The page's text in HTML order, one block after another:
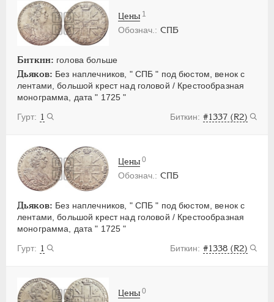
СПБ
Биткин: голова больше
Дьяков: Без наплечников, " СПБ " под бюстом, венок с
лентами, большой крест над головой / Крестообразная
монограмма, дата " 1725 "
1
#1337 (R2)
Цены 1
СПБ
Дьяков: Без наплечников, " СПБ " под бюстом, венок с
лентами, большой крест над головой / Крестообразная
монограмма, дата " 1725 "
1
#1338 (R2)
Цены 0
Цены 0